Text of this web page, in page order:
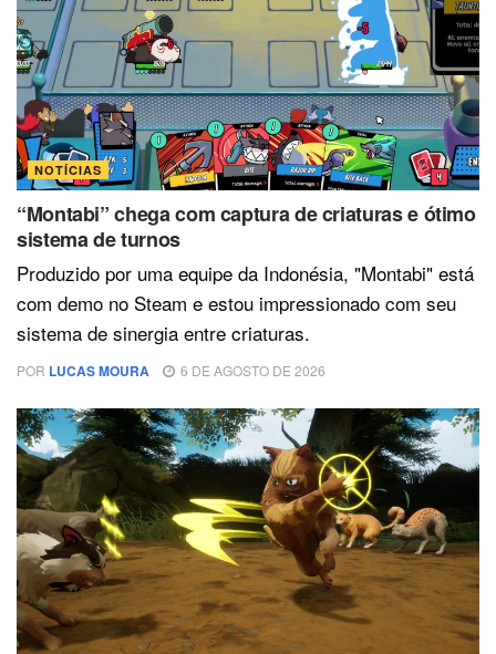
NOTÍCIAS
“Montabi” chega com captura de criaturas e ótimo
sistema de turnos
Produzido por uma equipe da Indonésia, "Montabi" está
com demo no Steam e estou impressionado com seu
sistema de sinergia entre criaturas.
POR LUCAS MOURA 6 DE AGOSTO DE 2026